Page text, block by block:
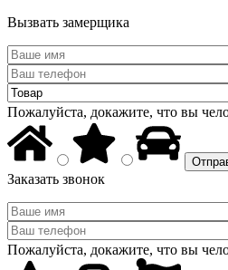
Вызвать замерщика
Пожалуйста, докажите, что вы
Заказать звонок
Пожалуйста, докажите, что вы